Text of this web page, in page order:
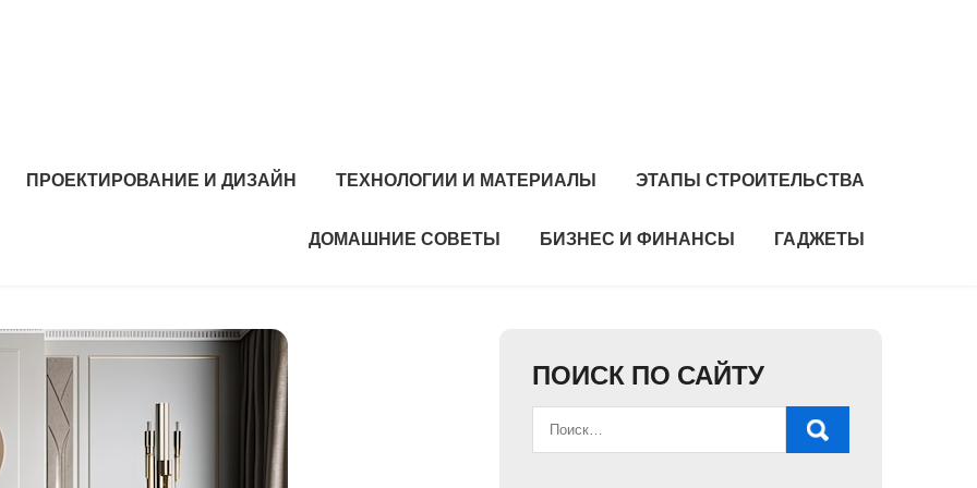
ПРОЕКТИРОВАНИЕ И ДИЗАЙН ТЕХНОЛОГИИ И МАТЕРИАЛЫ ЭТАПЫ СТРОИТЕЛЬСТВА
ДОМАШНИЕ СОВЕТЫ БИЗНЕС И ФИНАНСЫ ГАДЖЕТЫ
ПОИСК ПО САЙТУ